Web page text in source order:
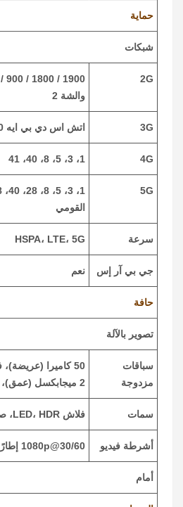
حماية
شبكات
2G
والشة 2
3G اتش اس دي بي ايه 850 / 900 / 2100
4G 1، 3، 5، 8، 40، 41
5G
القومي
سرعة HSPA، LTE، 5G
جي بي آر إس نعم
حافة
تصوير بالآلة
سباقات
مزدوجة
50 كاميرا (عريضة)، فتحة f/1.8، PDAF
2 ميجابكسل (عمق)، فتحة عدسة f/2.4
سمات فلاش LED، HDR، صورة
أشرطة فيديو 1080p@30/60 إطارًا ثانيًا
أمام